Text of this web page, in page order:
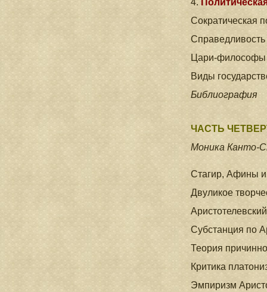
4.
Сократическая
Справедливость
Цари-философы
Виды
Библиография
ЧАСТЬ
Моника Канто-
Стагир, Афины
Двуликое
Субстанция по
Теория
Критика
Эмпиризм